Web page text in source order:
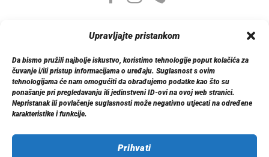
Upravljajte pristankom
Da bismo pružili najbolje iskustvo, koristimo tehnologije poput kolačića za
čuvanje i/ili pristup informacijama o uređaju. Suglasnost s ovim
tehnologijama će nam omogućiti da obrađujemo podatke kao što su
ponašanje pri pregledavanju ili jedinstveni ID-ovi na ovoj web stranici.
Nepristanak ili povlačenje suglasnosti može negativno utjecati na određene
karakteristike i funkcije.
Prihvati
Moj nalog
Moj nalog
Moje narudžbe
Detalji računa
Log out
Informacije
Politika privatnosti